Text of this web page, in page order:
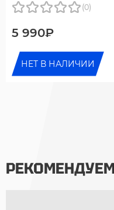
(0)
5 990₽
НЕТ В НАЛИЧИИ
РЕКОМЕНДУЕМ